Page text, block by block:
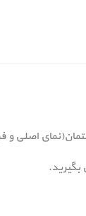
اصلی
بگیرید.